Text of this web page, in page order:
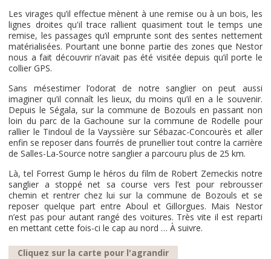
Les virages qu’il effectue mènent à une remise ou à un bois, les
lignes droites qu'il trace rallient quasiment tout le temps une
remise, les passages qu’il emprunte sont des sentes nettement
matérialisées. Pourtant une bonne partie des zones que Nestor
nous a fait découvrir n’avait pas été visitée depuis qu’il porte le
collier GPS.
Sans mésestimer l’odorat de notre sanglier on peut aussi
imaginer qu’il connaît les lieux, du moins qu’il en a le souvenir.
Depuis le Ségala, sur la commune de Bozouls en passant non
loin du parc de la Gachoune sur la commune de Rodelle pour
rallier le Tindoul de la Vayssière sur Sébazac-Concourès et aller
enfin se reposer dans fourrés de prunellier tout contre la carrière
de Salles-La-Source notre sanglier a parcouru plus de 25 km.
Là, tel Forrest Gump le héros du film de Robert Zemeckis notre
sanglier a stoppé net sa course vers l’est pour rebrousser
chemin et rentrer chez lui sur la commune de Bozouls et se
reposer quelque part entre Aboul et Gillorgues. Mais Nestor
n’est pas pour autant rangé des voitures. Très vite il est reparti
en mettant cette fois-ci le cap au nord … À suivre.
Cliquez sur la carte pour l'agrandir